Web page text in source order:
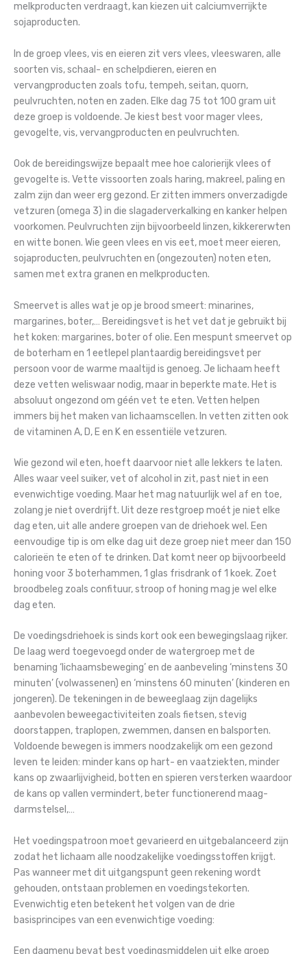
melkproducten verdraagt, kan kiezen uit calciumverrijkte
sojaproducten.
In de groep vlees, vis en eieren zit vers vlees, vleeswaren, alle
soorten vis, schaal- en schelpdieren, eieren en
vervangproducten zoals tofu, tempeh, seitan, quorn,
peulvruchten, noten en zaden. Elke dag 75 tot 100 gram uit
deze groep is voldoende. Je kiest best voor mager vlees,
gevogelte, vis, vervangproducten en peulvruchten.
Ook de bereidingswijze bepaalt mee hoe calorierijk vlees of
gevogelte is. Vette vissoorten zoals haring, makreel, paling en
zalm zijn dan weer erg gezond. Er zitten immers onverzadigde
vetzuren (omega 3) in die slagaderverkalking en kanker helpen
voorkomen. Peulvruchten zijn bijvoorbeeld linzen, kikkererwten
en witte bonen. Wie geen vlees en vis eet, moet meer eieren,
sojaproducten, peulvruchten en (ongezouten) noten eten,
samen met extra granen en melkproducten.
Smeervet is alles wat je op je brood smeert: minarines,
margarines, boter,… Bereidingsvet is het vet dat je gebruikt bij
het koken: margarines, boter of olie. Een mespunt smeervet op
de boterham en 1 eetlepel plantaardig bereidingsvet per
persoon voor de warme maaltijd is genoeg. Je lichaam heeft
deze vetten weliswaar nodig, maar in beperkte mate. Het is
absoluut ongezond om géén vet te eten. Vetten helpen
immers bij het maken van lichaamscellen. In vetten zitten ook
de vitaminen A, D, E en K en essentiële vetzuren.
Wie gezond wil eten, hoeft daarvoor niet alle lekkers te laten.
Alles waar veel suiker, vet of alcohol in zit, past niet in een
evenwichtige voeding. Maar het mag natuurlijk wel af en toe,
zolang je niet overdrijft. Uit deze restgroep moét je niet elke
dag eten, uit alle andere groepen van de driehoek wel. Een
eenvoudige tip is om elke dag uit deze groep niet meer dan 150
calorieën te eten of te drinken. Dat komt neer op bijvoorbeeld
honing voor 3 boterhammen, 1 glas frisdrank of 1 koek. Zoet
broodbeleg zoals confituur, stroop of honing mag je wel elke
dag eten.
De voedingsdriehoek is sinds kort ook een bewegingslaag rijker.
De laag werd toegevoegd onder de watergroep met de
benaming ‘lichaamsbeweging’ en de aanbeveling ‘minstens 30
minuten’ (volwassenen) en ‘minstens 60 minuten’ (kinderen en
jongeren). De tekeningen in de beweeglaag zijn dagelijks
aanbevolen beweegactiviteiten zoals fietsen, stevig
doorstappen, traplopen, zwemmen, dansen en balsporten.
Voldoende bewegen is immers noodzakelijk om een gezond
leven te leiden: minder kans op hart- en vaatziekten, minder
kans op zwaarlijvigheid, botten en spieren versterken waardoor
de kans op vallen vermindert, beter functionerend maag-
darmstelsel,…
Het voedingspatroon moet gevarieerd en uitgebalanceerd zijn
zodat het lichaam alle noodzakelijke voedingsstoffen krijgt.
Pas wanneer met dit uitgangspunt geen rekening wordt
gehouden, ontstaan problemen en voedingstekorten.
Evenwichtig eten betekent het volgen van de drie
basisprincipes van een evenwichtige voeding:
Een dagmenu bevat best voedingsmiddelen uit elke groep